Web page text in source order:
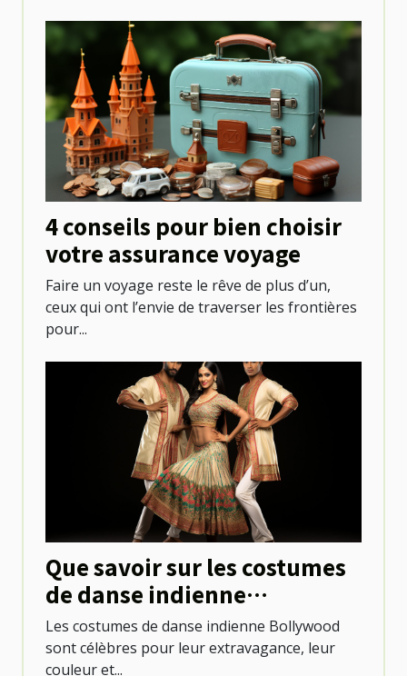
4 conseils pour bien choisir
votre assurance voyage
Faire un voyage reste le rêve de plus d’un,
ceux qui ont l’envie de traverser les frontières
pour...
Que savoir sur les costumes
de danse indienne
Bollywood ?
Les costumes de danse indienne Bollywood
sont célèbres pour leur extravagance, leur
couleur et...